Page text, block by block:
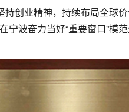
创业精神，持续布局全球
波奋力当好“重要窗口”模